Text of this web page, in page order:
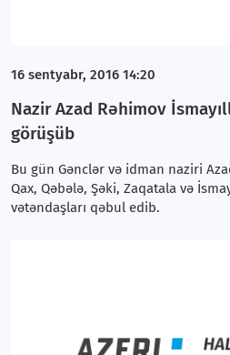
16 sentyabr, 2016 14:20
Nazir Azad Rəhimov
görüşüb
Bu gün Gənclər və idman naziri
Qax, Qəbələ, Şəki, Zaqatala və
vətəndaşları qəbul edib.